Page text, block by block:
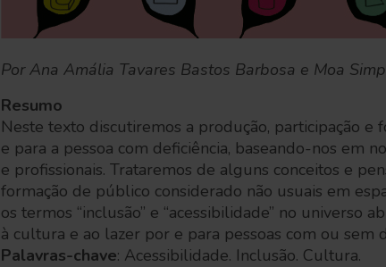
Por Ana Amália Tavares Bastos Barbosa e Moa
Resumo
Neste texto discutiremos a produção, participação e
e para a pessoa com deficiência, baseando-nos em
e profissionais. Trataremos de alguns conceitos e
formação de público considerado não usuais em
os termos “inclusão” e “acessibilidade” no universo
à cultura e ao lazer por e para pessoas com ou sem
Palavras-chave: Acessibilidade. Inclusão. Cultura.